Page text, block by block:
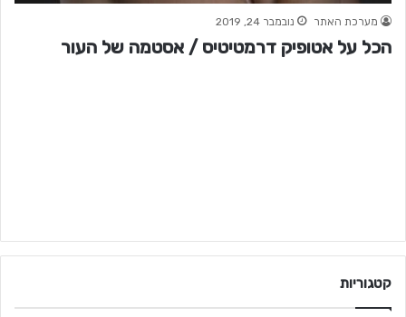
מערכת האתר נובמבר 24, 2019
הכל על אטופיק דרמטיטיס / אסטמה של העור
קטגוריות